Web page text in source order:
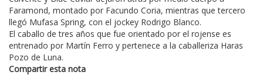
Faramond, montado por Facundo Coria, mientras que tercero
llegó Mufasa Spring, con el jockey Rodrigo Blanco.
El caballo de tres años que fue orientado por el rojense es
entrenado por Martín Ferro y pertenece a la caballeriza Haras
Pozo de Luna.
Compartir esta nota